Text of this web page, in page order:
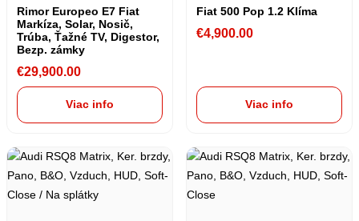
Rimor Europeo E7 Fiat
Markíza, Solar, Nosič,
Trúba, Ťažné TV, Digestor,
Bezp. zámky
€29,900.00
Viac info
Fiat 500 Pop 1.2 Klíma
€4,900.00
Viac info